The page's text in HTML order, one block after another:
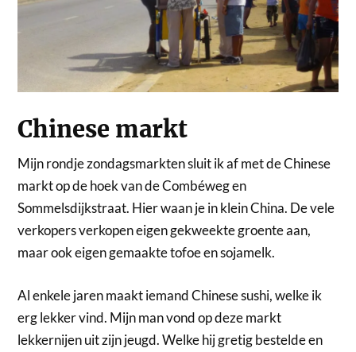
Chinese markt
Mijn rondje zondagsmarkten sluit ik af met de Chinese
markt op de hoek van de Combéweg en
Sommelsdijkstraat. Hier waan je in klein China. De vele
verkopers verkopen eigen gekweekte groente aan,
maar ook eigen gemaakte tofoe en sojamelk.
Al enkele jaren maakt iemand Chinese sushi, welke ik
erg lekker vind. Mijn man vond op deze markt
lekkernijen uit zijn jeugd. Welke hij gretig bestelde en